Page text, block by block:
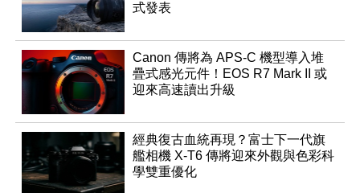
式發表
Canon 傳將為 APS-C 機型導入堆
疊式感光元件！EOS R7 Mark II 或
迎來高速讀出升級
經典復古血統再現？富士下一代旗
艦相機 X-T6 傳將迎來外觀與色彩科
學雙重優化